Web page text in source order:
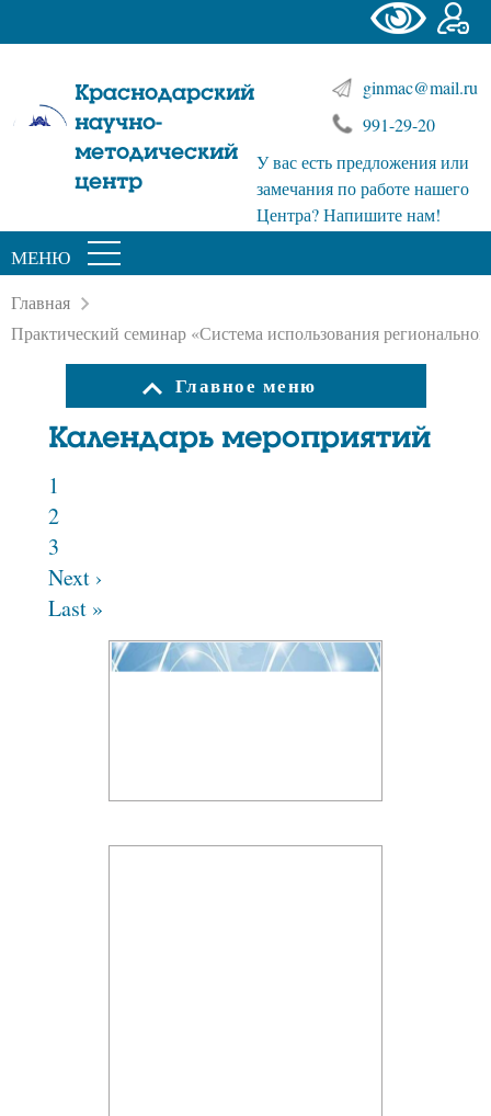
Краснодарский
научно-
методический
центр
ginmac@mail.ru
991-29-20
У вас есть предложения или
замечания по работе нашего
Центра? Напишите нам!
МЕНЮ
Главная
Практический семинар «Система использования
Главное меню
Календарь мероприятий
1
2
3
Next ›
Last »